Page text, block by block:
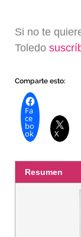
Si no te
Toledo
Comparte esto:
Fa
ce
bo
ok X
Resumen